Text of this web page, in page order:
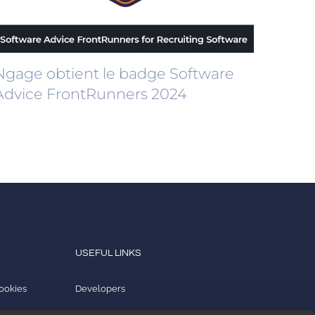
obtient le badge Software
FrontRunners 2024
USEFUL LINKS
Developers